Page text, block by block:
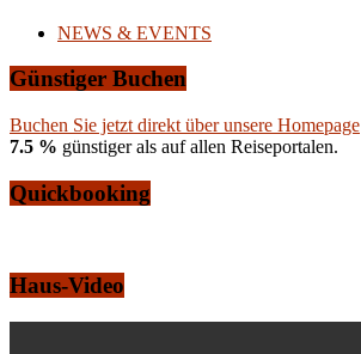
NEWS & EVENTS
Günstiger Buchen
Buchen Sie jetzt direkt über unsere Homepage
7.5 % günstiger als auf allen Reiseportalen.
Quickbooking
Haus-Video